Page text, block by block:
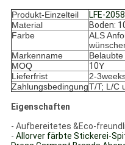
Produkt-Einzelteil
LFE-
Material
Boden:
Farbe
ALS
Markenname
MOQ
10Y
Lieferfrist
2-
ZahlungsbedingungT/T; L/C
Eigenschaften
- Aufbereitetes &Eco-
- Allorver färbte Stickerei-